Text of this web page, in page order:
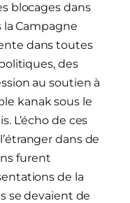
blocages dans
la Campagne
dans toutes
des
au soutien à
kanak sous le
L’écho de ces
dans de
furent
de la
se devaient de